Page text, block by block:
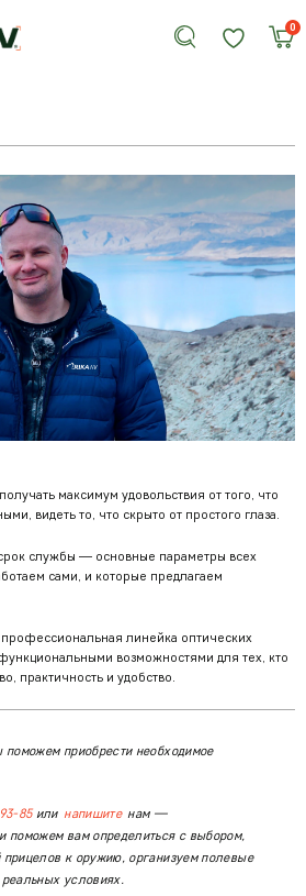
0
максимум удовольствия от того, что
видеть то, что скрыто от простого глаза.
службы — основные параметры всех
сами, и которые предлагаем
линейка оптических
возможностями для тех, кто
практичность и удобство.
приобрести необходимое
85 или напишите нам —
поможем вам определиться с выбором,
к оружию, организуем полевые
условиях.